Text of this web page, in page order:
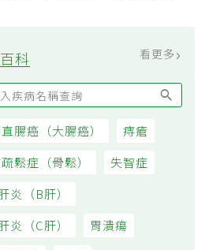
科 看更多
腸癌（大腸癌）
痔瘡
鬆症（骨鬆）
失智症
炎（B肝）
炎（C肝）
胃潰瘍